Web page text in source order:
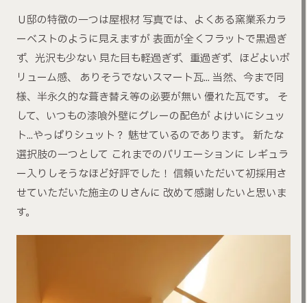
Ｕ邸の特徴の一つは屋根材 写真では、よくある窯業系カラ
ーベストのように見えますが 表面が全くフラットで黒過ぎ
ず、光沢も少ない 見た目も軽過ぎず、重過ぎず、ほどよいボ
リューム感、 ありそうでないスマート瓦… 当然、今まで同
様、半永久的な葺き替え等の必要が無い 優れた瓦です。 そ
して、いつもの漆喰外壁にグレーの配色が よけいにシュッ
ト…やっぱりシュット？ 魅せているのであります。 新たな
選択肢の一つとして これまでのバリエーションに レギュラ
ー入りしそうなほど好評でした！ 信頼いただいて初採用さ
せていただいた施主のＵさんに 改めて感謝したいと思いま
す。